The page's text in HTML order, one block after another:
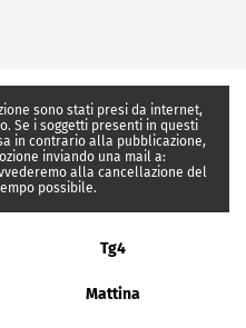
sono stati presi da internet,
Se i soggetti presenti in questi
in contrario alla pubblicazione,
inviando una mail a:
alla cancellazione del
possibile.
Tg4
Mattina